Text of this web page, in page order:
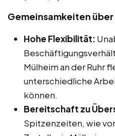
Gemeinsamkeiten
Hohe Flexibilität:
Mülheim an der Ruhr
unterschiedliche
können.
Bereitschaft zu
Spitzenzeiten, wie